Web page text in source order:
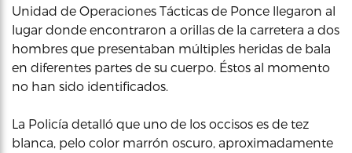
Unidad de Operaciones Tácticas de Ponce llegaron al
lugar donde encontraron a orillas de la carretera a dos
hombres que presentaban múltiples heridas de bala
en diferentes partes de su cuerpo. Éstos al momento
no han sido identificados.
La Policía detalló que uno de los occisos es de tez
blanca, pelo color marrón oscuro, aproximadamente